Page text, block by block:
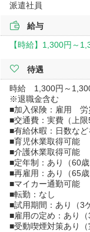
派遣社員
給与
【時給】 1,300円～
待遇
時給 1,300円～
※退職金含む
■加入保険：雇用 労
■交通費：実費（上限
■有給休暇：日数な
■育児休業取得可能
■介護休業取得可能
■定年制：あり（60歳
■再雇用：あり（65歳
■マイカー通勤可能
■転勤：なし
■試用期間：あり（3
■雇用の定め：あり（
■受動喫煙対策あり（